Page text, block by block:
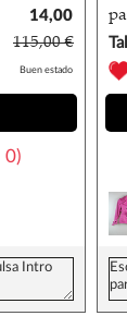
14,00
€
115,00 €
Buen estado
0)